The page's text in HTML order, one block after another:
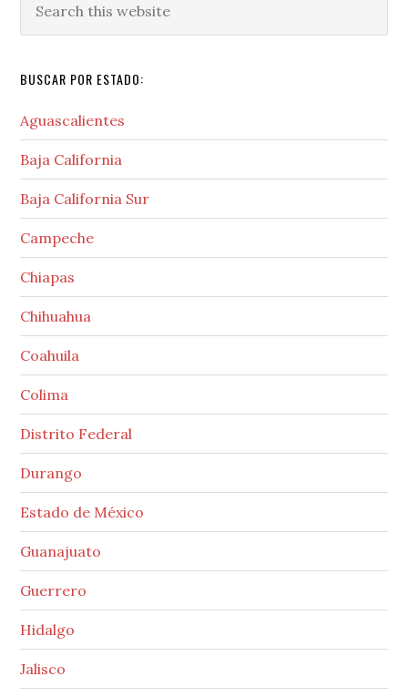
this
BUSCAR POR ESTADO:
Aguascalientes
Baja California
Baja California Sur
Campeche
Chiapas
Chihuahua
Coahuila
Colima
Distrito Federal
Durango
Estado de México
Guanajuato
Guerrero
Hidalgo
Jalisco